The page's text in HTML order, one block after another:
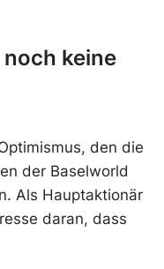
keine
den die
der Baselworld
Als Hauptaktionär
daran, dass